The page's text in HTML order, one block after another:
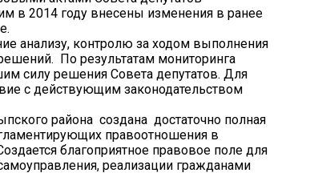
в 2014 году внесены изменения в ранее
анализу, контролю за ходом выполнения
По результатам мониторинга
силу решения Совета депутатов. Для
с действующим законодательством
района создана достаточно полная
правоотношения в
благоприятное правовое поле для
реализации гражданами